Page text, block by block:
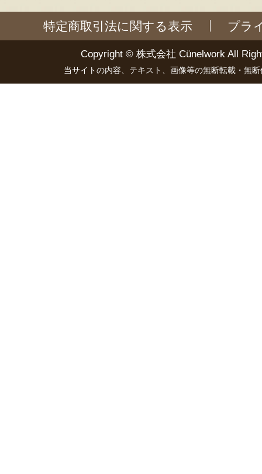
特定商取引法に関する表示 プラ
Copyright © 株式会社 Cünelwork All
当サイトの内容、テキスト、画像等の無断転載・無